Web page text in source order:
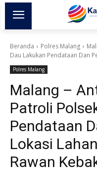
Beranda Polres Malang
Dau Lakukan Pendataan Dan
Polres Malang
Malang –
Patroli
Pendataan
Lokasi
Rawan